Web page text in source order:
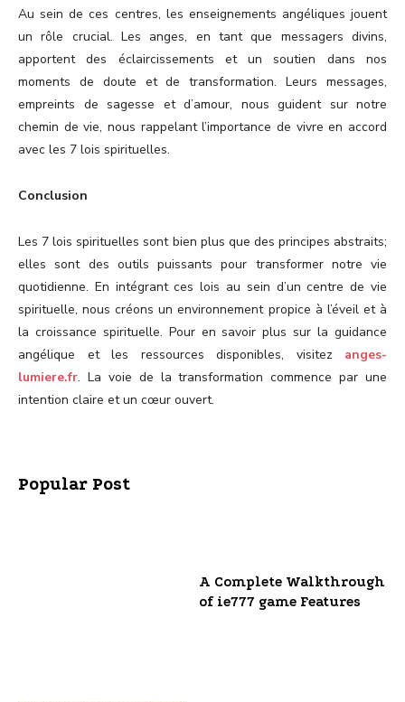
Au sein de ces centres, les enseignements angéliques jouent
un rôle crucial. Les anges, en tant que messagers divins,
apportent des éclaircissements et un soutien dans nos
moments de doute et de transformation. Leurs messages,
empreints de sagesse et d’amour, nous guident sur notre
chemin de vie, nous rappelant l’importance de vivre en accord
avec les 7 lois spirituelles.
Conclusion
Les 7 lois spirituelles sont bien plus que des principes abstraits;
elles sont des outils puissants pour transformer notre vie
quotidienne. En intégrant ces lois au sein d’un centre de vie
spirituelle, nous créons un environnement propice à l’éveil et à
la croissance spirituelle. Pour en savoir plus sur la guidance
angélique et les ressources disponibles, visitez anges-
lumiere.fr. La voie de la transformation commence par une
intention claire et un cœur ouvert.
Popular Post
A Complete Walkthrough
of ie777 game Features